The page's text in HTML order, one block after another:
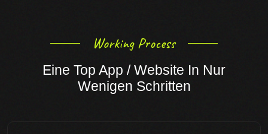
Working Process
Eine Top App / Website In Nur
Wenigen Schritten